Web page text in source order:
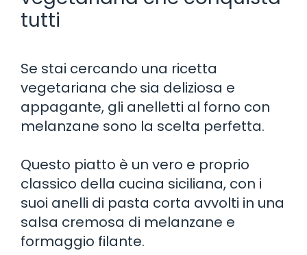
tutti
Se stai cercando una ricetta
vegetariana che sia deliziosa e
appagante, gli anelletti al forno con
melanzane sono la scelta perfetta.
Questo piatto è un vero e proprio
classico della cucina siciliana, con i
suoi anelli di pasta corta avvolti in una
salsa cremosa di melanzane e
formaggio filante.